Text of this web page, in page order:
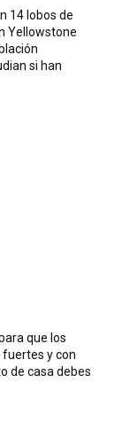
14 lobos de
Yellowstone
si han
que los
y con
de casa debes